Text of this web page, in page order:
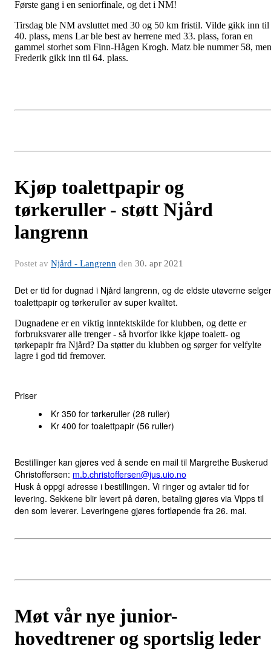
Første gang i en seniorfinale, og det i NM!
Tirsdag ble NM avsluttet med 30 og 50 km fristil. Vilde gikk inn til
40. plass, mens Lar ble best av herrene med 33. plass, foran en
gammel storhet som Finn-Hågen Krogh. Matz ble nummer 58,
Frederik gikk inn til 64. plass.
Kjøp toalettpapir og
tørkeruller - støtt Njård
langrenn
Postet av Njård - Langrenn den 30. apr 2021
Det er tid for dugnad i Njård langrenn, og de eldste utøverne selger
toalettpapir og tørkeruller av super kvalitet.
Dugnadene er en viktig inntektskilde for klubben, og dette er
forbruksvarer alle trenger - så hvorfor ikke kjøpe toalett- og
tørkepapir fra Njård? Da støtter du klubben og sørger for velfylte
lagre i god tid fremover.
Priser
Kr 350 for tørkeruller (28 ruller)
Kr 400 for toalettpapir (56 ruller)
Bestillinger kan gjøres ved å sende en mail til Margrethe Buskerud
Christoffersen: m.b.christoffersen@jus.uio.no
Husk å oppgi adresse i bestillingen. Vi ringer og avtaler tid for
levering. Sekkene blir levert på døren, betaling gjøres via Vipps til
den som leverer. Leveringene gjøres fortløpende fra 26. mai.
Møt vår nye junior-
hovedtrener og sportslig leder